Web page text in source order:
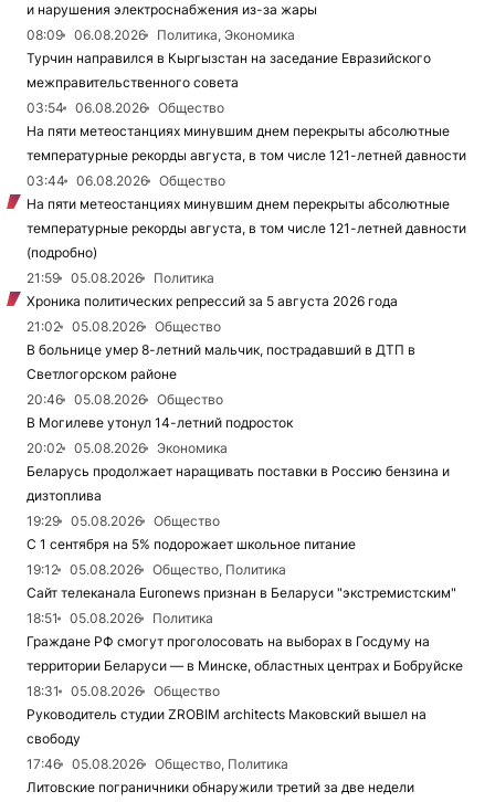
и нарушения электроснабжения из-за жары
08:09
06.08.2026
Политика, Экономика
Турчин направился в Кыргызстан на заседание Евразийского
межправительственного совета
03:54
06.08.2026
Общество
На пяти метеостанциях минувшим днем перекрыты абсолютные
температурные рекорды августа, в том числе 121-летней давности
03:44
06.08.2026
Общество
На пяти метеостанциях минувшим днем перекрыты абсолютные
температурные рекорды августа, в том числе 121-летней давности
(подробно)
21:59
05.08.2026
Политика
Хроника политических репрессий за 5 августа 2026 года
21:02
05.08.2026
Общество
В больнице умер 8-летний мальчик, пострадавший в ДТП в
Светлогорском районе
20:46
05.08.2026
Общество
В Могилеве утонул 14-летний подросток
20:02
05.08.2026
Экономика
Беларусь продолжает наращивать поставки в Россию бензина и
дизтоплива
19:29
05.08.2026
Общество
С 1 сентября на 5% подорожает школьное питание
19:12
05.08.2026
Общество, Политика
Сайт телеканала Euronews признан в Беларуси "экстремистским"
18:51
05.08.2026
Политика
Граждане РФ смогут проголосовать на выборах в Госдуму на
территории Беларуси — в Минске, областных центрах и Бобруйске
18:31
05.08.2026
Общество
Руководитель студии ZROBIM architects Маковский вышел на
свободу
17:46
05.08.2026
Общество, Политика
Литовские пограничники обнаружили третий за две недели